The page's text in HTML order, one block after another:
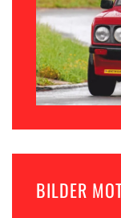
BILDER